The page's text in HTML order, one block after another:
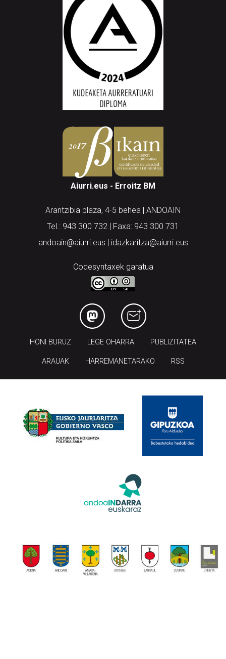
Aiurri.eus - Erroitz BM
Arantzibia plaza, 4-5 behea | ANDOAIN
Tel.: 943 300 732 | Faxa: 943 300 731
andoain@aiurri.eus | idazkaritza@aiurri.eus
Codesyntaxek garatua
HONI BURUZ LEGE OHARRA PUBLIZITATEA
ARAUAK HARREMANETARAKO RSS